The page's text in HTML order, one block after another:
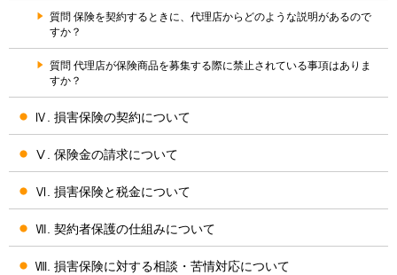
質問 保険を契約するときに、代理店からどのような説明があるので
すか？
質問 代理店が保険商品を募集する際に禁止されている事項はありま
すか？
Ⅳ. 損害保険の契約について
Ⅴ. 保険金の請求について
Ⅵ. 損害保険と税金について
Ⅶ. 契約者保護の仕組みについて
Ⅷ. 損害保険に対する相談・苦情対応について